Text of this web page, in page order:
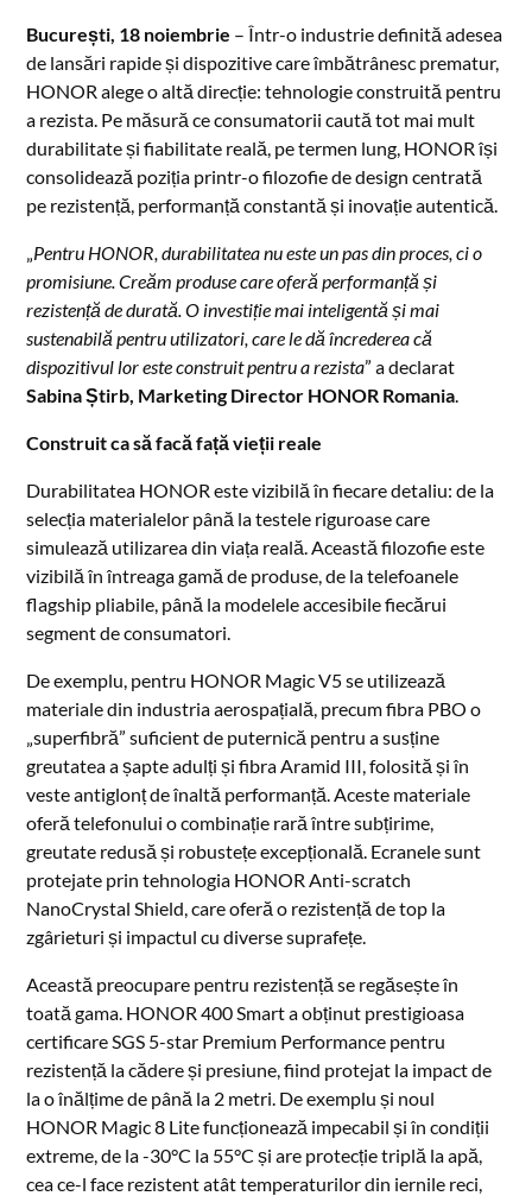
București, 18 noiembrie – Într-o industrie definită adesea
de lansări rapide și dispozitive care îmbătrânesc prematur,
HONOR alege o altă direcție: tehnologie construită pentru
a rezista. Pe măsură ce consumatorii caută tot mai mult
durabilitate și fiabilitate reală, pe termen lung, HONOR își
consolidează poziția printr-o filozofie de design centrată
pe rezistență, performanță constantă și inovație autentică.
„Pentru HONOR, durabilitatea nu este un pas din proces, ci o
promisiune. Creăm produse care oferă performanță și
rezistență de durată. O investiție mai inteligentă și mai
sustenabilă pentru utilizatori, care le dă încrederea că
dispozitivul lor este construit pentru a rezista” a declarat
Sabina Știrb, Marketing Director HONOR Romania.
Construit ca să facă față vieții reale
Durabilitatea HONOR este vizibilă în fiecare detaliu: de la
selecția materialelor până la testele riguroase care
simulează utilizarea din viața reală. Această filozofie este
vizibilă în întreaga gamă de produse, de la telefoanele
flagship pliabile, până la modelele accesibile fiecărui
segment de consumatori.
De exemplu, pentru HONOR Magic V5 se utilizează
materiale din industria aerospațială, precum fibra PBO o
„superfibră” suficient de puternică pentru a susține
greutatea a șapte adulți și fibra Aramid III, folosită și în
veste antiglonț de înaltă performanță. Aceste materiale
oferă telefonului o combinație rară între subțirime,
greutate redusă și robustețe excepțională. Ecranele sunt
protejate prin tehnologia HONOR Anti-scratch
NanoCrystal Shield, care oferă o rezistență de top la
zgârieturi și impactul cu diverse suprafețe.
Această preocupare pentru rezistență se regăsește în
toată gama. HONOR 400 Smart a obținut prestigioasa
certificare SGS 5-star Premium Performance pentru
rezistență la cădere și presiune, fiind protejat la impact de
la o înălțime de până la 2 metri. De exemplu și noul
HONOR Magic 8 Lite funcționează impecabil și în condiții
extreme, de la -30°C la 55°C și are protecție triplă la apă,
cea ce-l face rezistent atât temperaturilor din iernile reci,